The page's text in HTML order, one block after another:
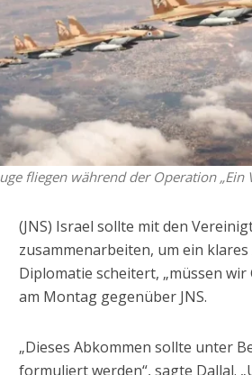
fliegen während der Operation
(JNS) Israel sollte mit den
zusammenarbeiten, um ein
Diplomatie scheitert, „müssen
am Montag gegenüber JNS.
„Dieses Abkommen sollte unter
formuliert werden“, sagte Dallal.
Israelische
die Knesset –